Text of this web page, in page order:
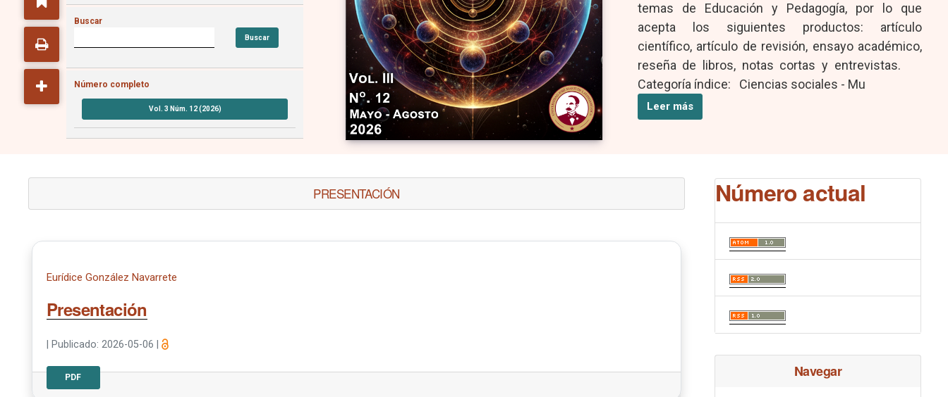
Buscar
Buscar
Número completo
Vol. 3 Núm. 12 (2026)
temas de Educación y Pedagogía, por lo que
acepta los siguientes productos: artículo
científico, artículo de revisión, ensayo académico,
reseña de libros, notas cortas y entrevistas.
Categoría índice: Ciencias sociales - Mu
Leer más
PRESENTACIÓN
Eurídice González Navarrete
Presentación
Publicado: 2026-05-06
PDF
Número actual
Navegar